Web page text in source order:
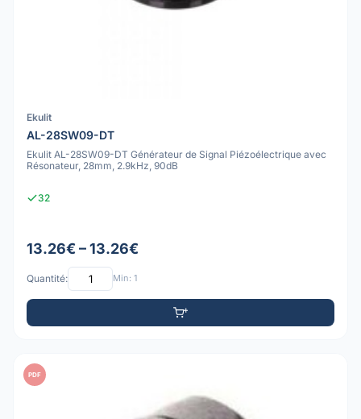
Ekulit
AL-28SW09-DT
Ekulit AL-28SW09-DT Générateur de Signal Piézoélectrique avec
Résonateur, 28mm, 2.9kHz, 90dB
32
13.26€ – 13.26€
Quantité: Min: 1
PDF